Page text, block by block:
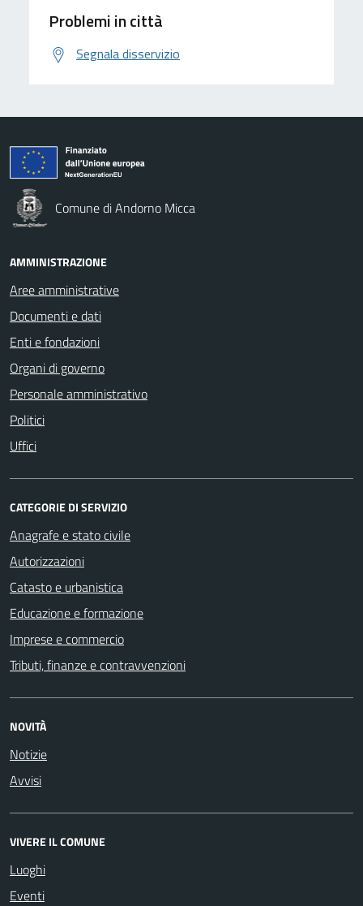
Problemi in città
Segnala disservizio
Comune di Andorno Micca
AMMINISTRAZIONE
Aree amministrative
Documenti e dati
Enti e fondazioni
Organi di governo
Personale amministrativo
Politici
Uffici
CATEGORIE DI SERVIZIO
Anagrafe e stato civile
Autorizzazioni
Catasto e urbanistica
Educazione e formazione
Imprese e commercio
Tributi, finanze e contravvenzioni
NOVITÀ
Notizie
Avvisi
VIVERE IL COMUNE
Luoghi
Eventi